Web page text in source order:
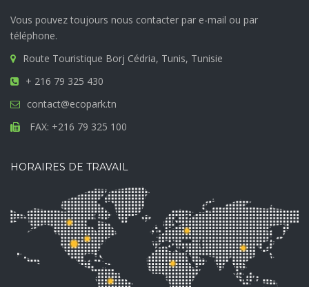
Vous pouvez toujours nous contacter par e-mail ou par
téléphone.
Route Touristique Borj Cédria, Tunis, Tunisie
+ 216 79 325 430
contact@ecopark.tn
FAX: +216 79 325 100
HORAIRES DE TRAVAIL